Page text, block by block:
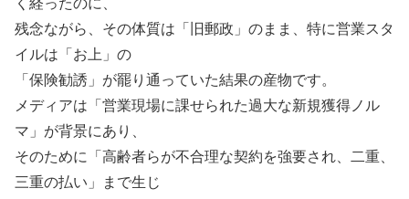
く経ったのに、
残念ながら、その体質は「旧郵政」のまま、特に営業スタ
イルは「お上」の
「保険勧誘」が罷り通っていた結果の産物です。
メディアは「営業現場に課せられた過大な新規獲得ノル
マ」が背景にあり、
そのために「高齢者らが不合理な契約を強要され、二重、
三重の払い」まで生じ